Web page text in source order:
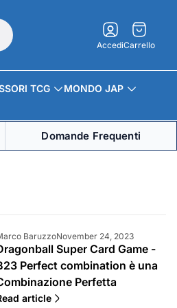
Accedi
Carrello.
Carrello
TCG
MONDO JAP
Domande Frequenti
BaruzzoNovember 24, 2023
Super Card Game -
Perfect combination è una
Perfetta
article